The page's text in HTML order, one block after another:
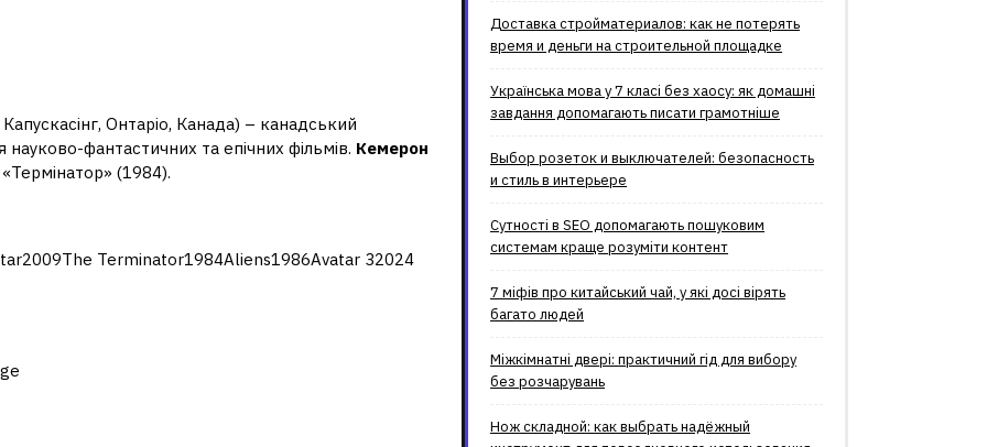
Онтаріо, Канада) – канадський
фантастичних та епічних фільмів. Кемерон
(1984).
Terminator1984Aliens1986Avatar 32024
Доставка стройматериалов: как не потерять
время и деньги на строительной площадке
Українська мова у 7 класі без хаосу: як домашні
завдання допомагають писати грамотніше
Выбор розеток и выключателей: безопасность
и стиль в интерьере
Сутності в SEO допомагають пошуковим
системам краще розуміти контент
7 міфів про китайський чай, у які досі вірять
багато людей
Міжкімнатні двері: практичний гід для вибору
без розчарувань
Нож складной: как выбрать надёжный